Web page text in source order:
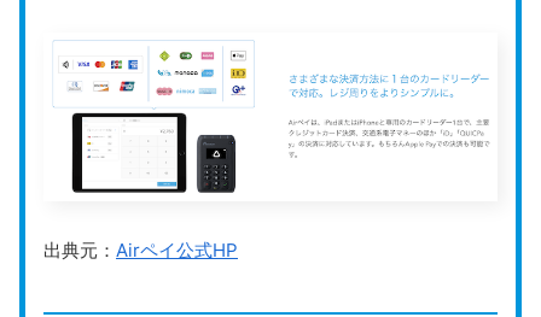
入金サイクル
翌営業日入金
（三井住友銀行・みずほ銀行の場合／その
運営会社 Square株式会社
出典元： Airペイ公式HP